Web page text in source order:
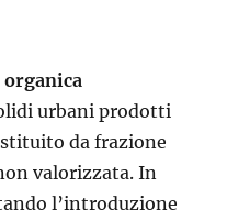
urbani prodotti
da frazione
valorizzata. In
l’introduzione